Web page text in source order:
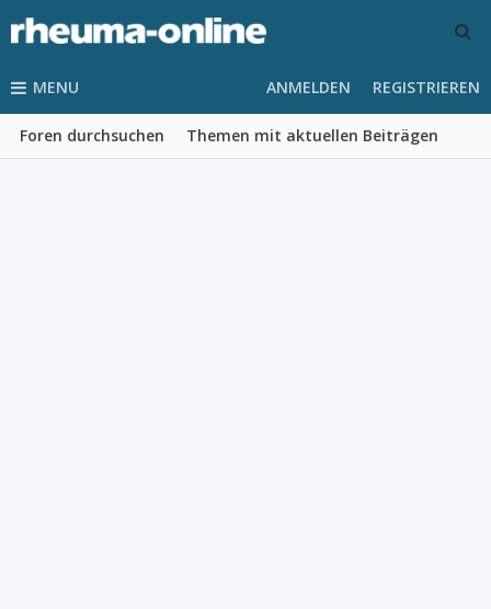
MENU
Foren durchsuchen Themen mit aktuellen Beiträgen
ANMELDEN REGISTRIEREN